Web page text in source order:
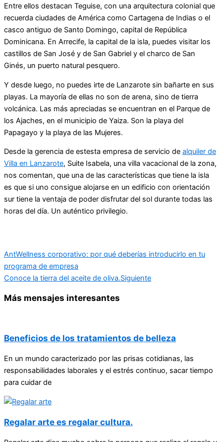
Entre ellos destacan Teguise, con una arquitectura colonial que
recuerda ciudades de América como Cartagena de Indias o el
casco antiguo de Santo Domingo, capital de República
Dominicana. En Arrecife, la capital de la isla, puedes visitar los
castillos de San José y de San Gabriel y el charco de San
Ginés, un puerto natural pesquero.
Y desde luego, no puedes irte de Lanzarote sin bañarte en sus
playas. La mayoría de ellas no son de arena, sino de tierra
volcánica. Las más apreciadas se encuentran en el Parque de
los Ajaches, en el municipio de Yaiza. Son la playa del
Papagayo y la playa de las Mujeres.
Desde la gerencia de estesta empresa de servicio de alquiler de
Villa en Lanzarote, Suite Isabela, una villa vacacional de la zona,
nos comentan, que una de las características que tiene la isla
es que si uno consigue alojarse en un edificio con orientación
sur tiene la ventaja de poder disfrutar del sol durante todas las
horas del día. Un auténtico privilegio.
AntWellness corporativo: por qué deberías introducirlo en tu
programa de empresa
Conoce la tierra del aceite de oliva.Siguiente
Más mensajes interesantes
Beneficios de los tratamientos de belleza
En un mundo caracterizado por las prisas cotidianas, las
responsabilidades laborales y el estrés continuo, sacar tiempo
para cuidar de
Regalar arte es regalar cultura.